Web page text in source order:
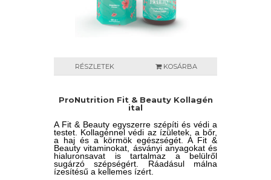
RÉSZLETEK KOSÁRBA
ProNutrition Fit & Beauty Kollagén
ital
A Fit & Beauty egyszerre szépíti és védi a
testet. Kollagénnel védi az ízületek, a bőr,
a haj és a körmök egészségét. A Fit &
Beauty vitaminokat, ásványi anyagokat és
hialuronsavat is tartalmaz a belülről
sugárzó szépségért. Ráadásul málna
ízesítésű a kellemes ízért.